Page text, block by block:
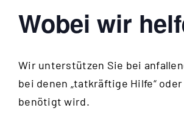
Wobei wir
Wir unterstützen Sie bei
bei denen „tatkräftige Hilfe“ oder
benötigt wird.